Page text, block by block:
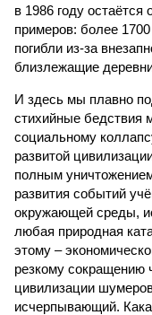
в 1986 году
примеров: более
погибли из-за
близлежащие
И здесь мы плавно
стихийные бедствия
социальному
развитой
полным
развития событий
окружающей среды,
любая природная
этому –
резкому сокращению
цивилизации
исчерпывающий.